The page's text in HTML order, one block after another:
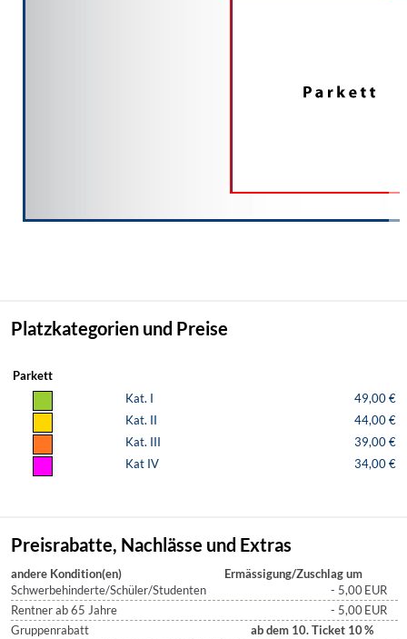
Platzkategorien und Preise
Parkett
Kat. I
49,00 €
Kat. II
44,00 €
Kat. III
39,00 €
Kat IV
34,00 €
Preisrabatte, Nachlässe und Extras
andere Kondition(en)
Ermässigung/Zuschlag um
Schwerbehinderte/Schüler/Studenten
- 5,00EUR
Rentner ab 65 Jahre
- 5,00EUR
Gruppenrabatt
ab dem 10. Ticket 10%